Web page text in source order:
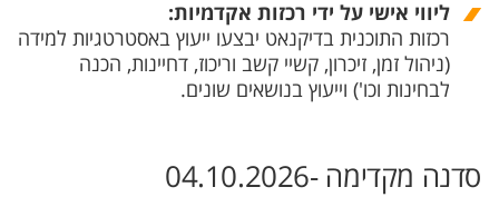
ליווי אישי על ידי רכזות אקדמיות:
רכזות התוכנית בדיקנאט יבצעו ייעוץ באסטרטגיות למידה
(ניהול זמן, זיכרון, קשיי קשב וריכוז, דחיינות, הכנה
לבחינות וכו') וייעוץ בנושאים שונים.
סדנה מקדימה 04.10.2026-